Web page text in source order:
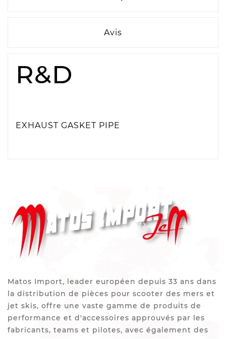
Avis
R&D
EXHAUST GASKET PIPE
Matos Import, leader européen depuis 33 ans dans
la distribution de pièces pour scooter des mers et
jet skis, offre une vaste gamme de produits de
performance et d'accessoires approuvés par les
fabricants, teams et pilotes, avec également des